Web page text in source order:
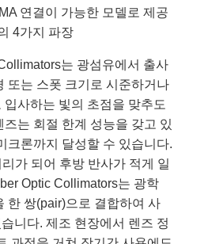
연결이 가능한 모델로 제공
4가지 파장
는 광섬유에서 출사
또는 스폿 크기로 시준하거나
사하는 빛의 초점을 맞추도
는 회절 한계 성능을 갖고 있
크론까지 달성할 수 있습니다.
가 되어 후방 반사가 적게 일
Optic Collimators는 광학
한 쌍(pair)으로 결합하여 사
니다. 제조 현장에서 렌즈 정